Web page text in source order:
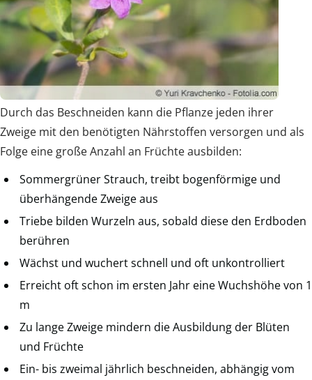
Durch das Beschneiden kann die Pflanze jeden ihrer
Zweige mit den benötigten Nährstoffen versorgen und als
Folge eine große Anzahl an Früchte ausbilden:
Sommergrüner Strauch, treibt bogenförmige und
überhängende Zweige aus
Triebe bilden Wurzeln aus, sobald diese den Erdboden
berühren
Wächst und wuchert schnell und oft unkontrolliert
Erreicht oft schon im ersten Jahr eine Wuchshöhe von 1
m
Zu lange Zweige mindern die Ausbildung der Blüten
und Früchte
Ein- bis zweimal jährlich beschneiden, abhängig vom